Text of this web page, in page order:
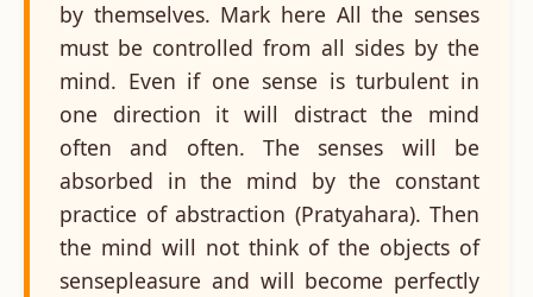
by themselves. Mark here All the senses
must be controlled from all sides by the
mind. Even if one sense is turbulent in
one direction it will distract the mind
often and often. The senses will be
absorbed in the mind by the constant
practice of abstraction (Pratyahara). Then
the mind will not think of the objects of
sensepleasure and will become perfectly